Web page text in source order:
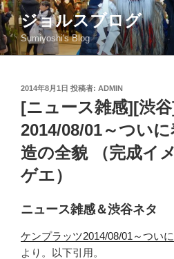
コ
ン
テ
ン
ジョルスブログ
Sumiyoshi's Blog
投
稿
日:
2014年8月1日 投稿者: ADMIN
[ニュース雑感][渋
2014/08/01～つい
造の全貌 （完成イ
ゲエ）
ニュース雑感＆渋谷ネタ
ケンプラッツ2014/08/01～つい
より。以下引用。